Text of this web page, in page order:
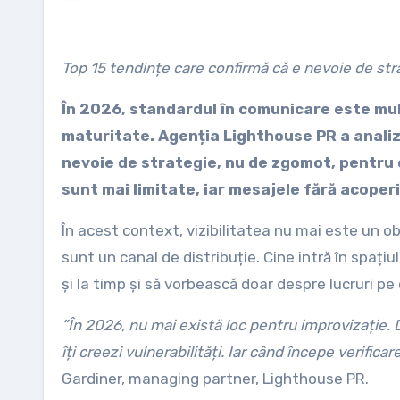
Top 15 tendințe care confirmă că e nevoie de
În 2026, standardul în comunicare este
maturitate. Agenția Lighthouse PR a
nevoie de strategie, nu de zgomot,
sunt mai limitate, iar mesajele fără
În acest context, vizibilitatea nu mai este un
sunt un canal de distribuție. Cine intră în
și la timp și să vorbească doar despre lucruri
”În 2026, nu mai există loc pentru improvizație.
îți creezi vulnerabilități. Iar când începe
Gardiner, managing partner, Lighthouse PR.